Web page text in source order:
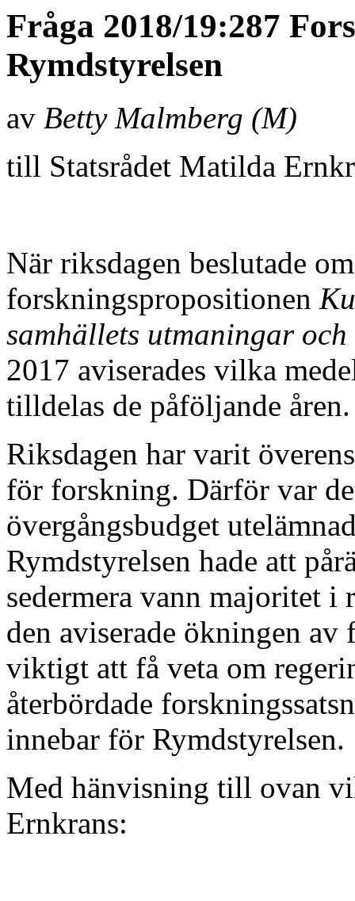
Fråga 2018/19:287
Rymdstyrelsen
av Betty Malmberg (M)
till Statsrådet Matilda
När riksdagen beslutade
forskningspropositionen
samhällets utmaningar
2017 aviserades vilka
tilldelas de påföljande åren.
Riksdagen har varit
för forskning. Därför var
övergångsbudget
Rymdstyrelsen hade att
sedermera vann majoritet
den aviserade ökningen
viktigt att få veta om
återbördade
innebar för Rymdstyrelsen.
Med hänvisning till ovan
Ernkrans: